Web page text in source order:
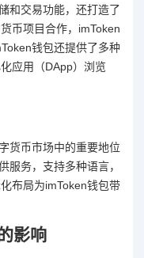
和交易功能，还打造了
币项目合作，imToken
钱包还提供了多种
应用（DApp）浏览
货币市场中的重要地位
服务，支持多种语言，
布局为imToken钱包带
影响